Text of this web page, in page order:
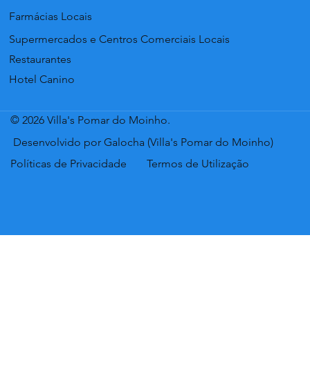
Farmácias Locais
Supermercados e Centros Comerciais Locais
Restaurantes
Hotel Canino
© 2026 Villa's Pomar do Moinho.
Desenvolvido por Galocha (Villa's Pomar do Moinho)
Políticas de Privacidade
Termos de Utilização